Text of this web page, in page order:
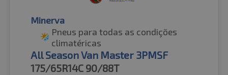
Minerva
Pneus para todas as condições
climatéricas
All Season Van Master 3PMSF
175/65R14C 90/88T